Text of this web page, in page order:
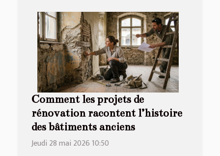
Comment les projets de
rénovation racontent l’histoire
des bâtiments anciens
Jeudi 28 mai 2026 10:50